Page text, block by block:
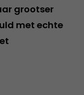
grootser
met echte